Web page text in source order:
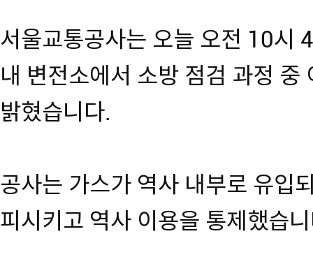
서울교통공사는 오늘 오전 10시
내 변전소에서 소방 점검 과정 중
밝혔습니다.
공사는 가스가 역사 내부로 유입
피시키고 역사 이용을 통제했습